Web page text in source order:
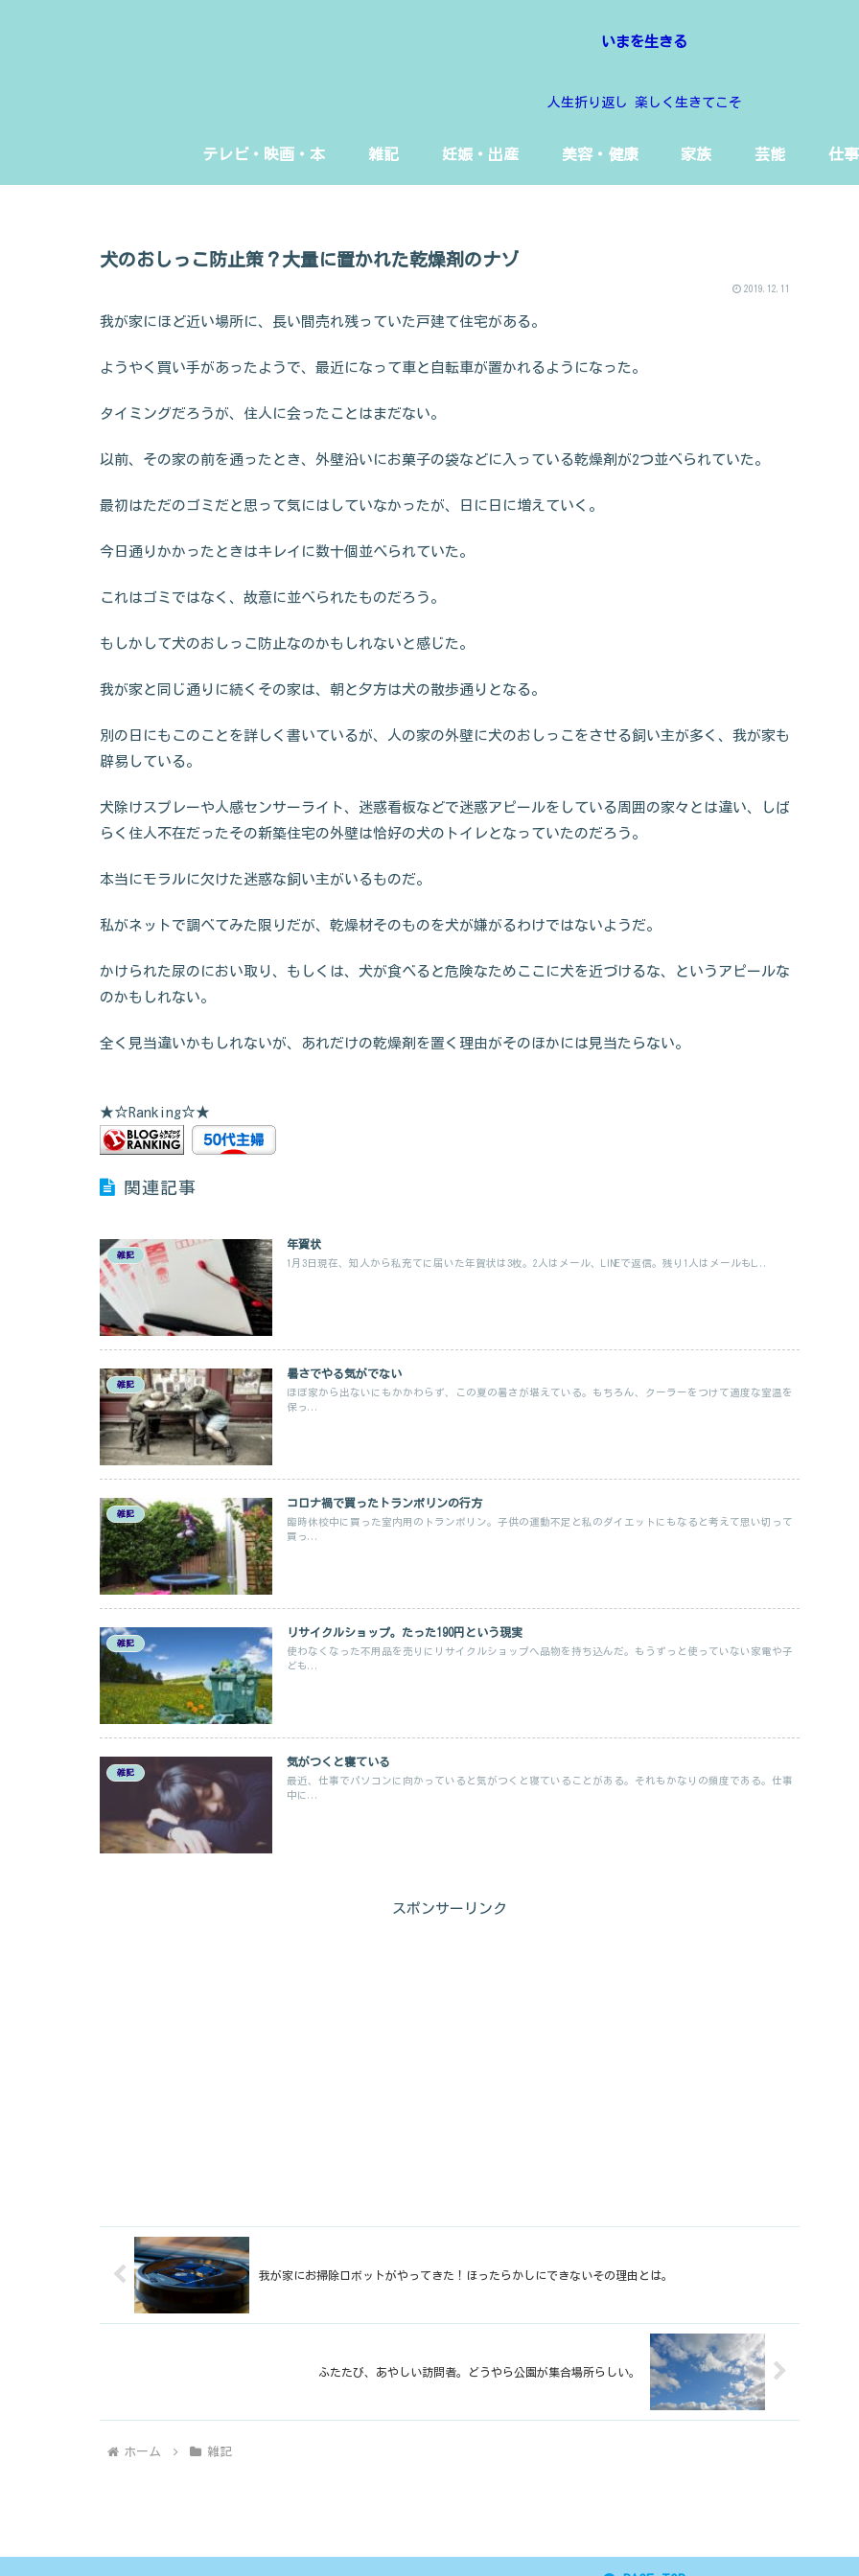
いまを生きる
人生折り返し 楽しく生きてこそ
テレビ・映画・本 雑記 妊娠・出産 美容・健康 家族 芸能 仕
犬のおしっこ防止策？大量に置かれた乾燥剤のナゾ
2019.12.11
我が家にほど近い場所に、長い間売れ残っていた戸建て住宅がある。
ようやく買い手があったようで、最近になって車と自転車が置かれるようになった。
タイミングだろうが、住人に会ったことはまだない。
以前、その家の前を通ったとき、外壁沿いにお菓子の袋などに入っている乾燥剤が2つ並べられていた。
最初はただのゴミだと思って気にはしていなかったが、日に日に増えていく。
今日通りかかったときはキレイに数十個並べられていた。
これはゴミではなく、故意に並べられたものだろう。
もしかして犬のおしっこ防止なのかもしれないと感じた。
我が家と同じ通りに続くその家は、朝と夕方は犬の散歩通りとなる。
別の日にもこのことを詳しく書いているが、人の家の外壁に犬のおしっこをさせる飼い主が多く、我が家も
辟易している。
犬除けスプレーや人感センサーライト、迷惑看板などで迷惑アピールをしている周囲の家々とは違い、しば
らく住人不在だったその新築住宅の外壁は恰好の犬のトイレとなっていたのだろう。
本当にモラルに欠けた迷惑な飼い主がいるものだ。
私がネットで調べてみた限りだが、乾燥材そのものを犬が嫌がるわけではないようだ。
かけられた尿のにおい取り、もしくは、犬が食べると危険なためここに犬を近づけるな、というアピールな
のかもしれない。
全く見当違いかもしれないが、あれだけの乾燥剤を置く理由がそのほかには見当たらない。
★☆Ranking☆★
関連記事
雑記
年賀状
1月3日現在、知人から私充てに届いた年賀状は3枚。2人はメール、LINEで返信。残り1人はメールもL...
雑記
暑さでやる気がでない
ほぼ家から出ないにもかかわらず、この夏の暑さが堪えている。もちろん、クーラーをつけて適度な室温を
保っ...
雑記
コロナ禍で買ったトランポリンの行方
臨時休校中に買った室内用のトランポリン。子供の運動不足と私のダイエットにもなると考えて思い切って
買っ...
雑記
リサイクルショップ。たった190円という現実
使わなくなった不用品を売りにリサイクルショップへ品物を持ち込んだ。もうずっと使っていない家電や子
ども...
雑記
気がつくと寝ている
最近、仕事でパソコンに向かっていると気がつくと寝ていることがある。それもかなりの頻度である。仕事
中に...
スポンサーリンク
我が家にお掃除ロボットがやってきた！ほったらかしにできないその理由とは。
ふたたび、あやしい訪問者。どうやら公園が集合場所らしい。
ホーム 雑記